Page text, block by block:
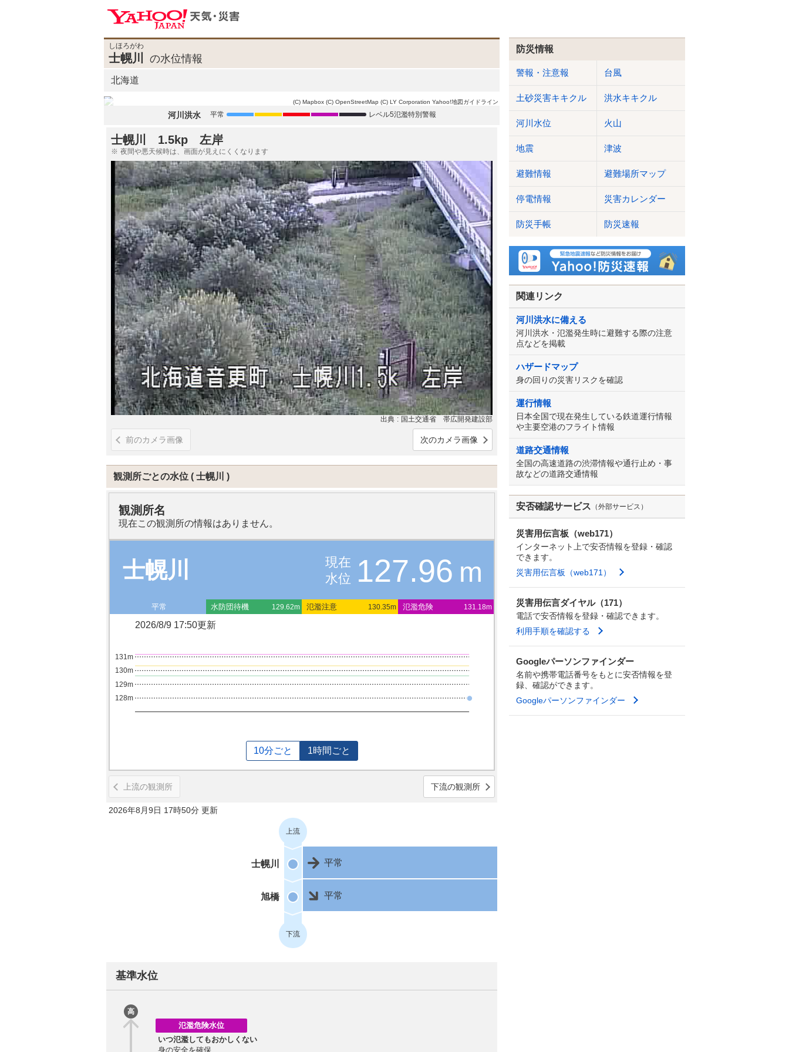
しほろがわ
士幌川 の水位情報
北海道
(C) Mapbox (C) OpenStreetMap (C) LY Corporation Yahoo!地図ガイドライン
河川洪水 平常 レベル5氾濫特別警報
士幌川 1.5kp 左岸
夜間や悪天候時は、画面が見えにくくなります
出典 国土交通省 帯広開発建設部
前のカメラ画像 次のカメラ画像
観測所ごとの水位 士幌川
観測所名
現在この観測所の情報はありません。
士幌川
現在
水位 127.96 m
平常 水防団待機 129.62m 氾濫注意 130.35m 氾濫危険 131.18m
2026/8/9 17:50更新
128m
129m
130m
131m
10分ごと 1時間ごと
上流の観測所 下流の観測所
2026年8月9日 17時50分 更新
上流
士幌川 平常
旭橋 平常
下流
基準水位
高
氾濫危険水位
いつ氾濫してもおかしくない
身の安全を確保
防災情報
警報・注意報 台風
土砂災害キキクル 洪水キキクル
河川水位 火山
地震 津波
避難情報 避難場所マップ
停電情報 災害カレンダー
防災手帳 防災速報
関連リンク
河川洪水に備える
河川洪水・氾濫発生時に避難する際の注意
点などを掲載
ハザードマップ
身の回りの災害リスクを確認
運行情報
日本全国で現在発生している鉄道運行情報
や主要空港のフライト情報
道路交通情報
全国の高速道路の渋滞情報や通行止め・事
故などの道路交通情報
安否確認サービス （外部サービス）
災害用伝言板（web171）
インターネット上で安否情報を登録・確認
できます。
災害用伝言板（web171）
災害用伝言ダイヤル（171）
電話で安否情報を登録・確認できます。
利用手順を確認する
Googleパーソンファインダー
名前や携帯電話番号をもとに安否情報を登
録、確認ができます。
Googleパーソンファインダー